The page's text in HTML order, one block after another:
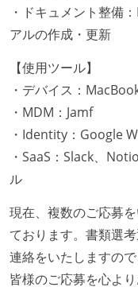
・ドキュメント整備
アルの作成・更新
【使用ツール】
・デバイス：
・MDM：Jamf
・Identity：Google
・SaaS：Slack、
ル
現在、複数のご応募
ております。書類選
連絡をいたしますの
皆様のご応募を心よ